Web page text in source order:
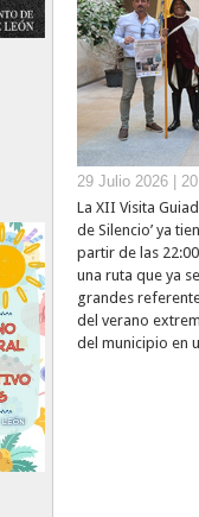
29 Julio 2026 |
La XII Visita
de Silencio’ ya
partir de las
una ruta que ya
grandes
del verano
del municipio en